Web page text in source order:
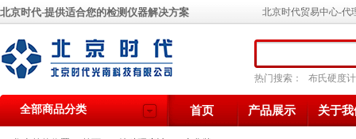
全部商品分类
北京时代-提供适合您的检测仪器解决方案
热门搜索： 布氏硬度计
首页 产品展示 关于我
北京时代贸易中心-代